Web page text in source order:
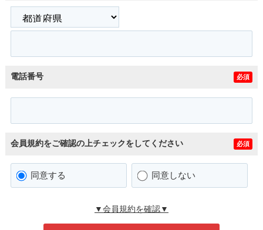
電話番号 必須
会員規約をご確認の上チェックをしてください 必須
同意する 同意しない
▼会員規約を確認▼